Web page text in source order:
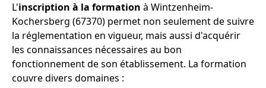
L'inscription à la formation à Wintzenheim-
Kochersberg (67370) permet non seulement de suivre
la réglementation en vigueur, mais aussi d'acquérir
les connaissances nécessaires au bon
fonctionnement de son établissement. La formation
couvre divers domaines :